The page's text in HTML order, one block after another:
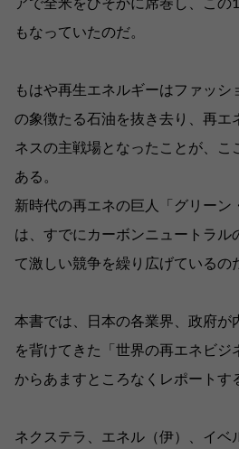
アで全米をひそかに席巻し、この
もなっていたのだ。
もはや再生エネルギーはファッシ
の象徴たる石油を抜き去り、再エ
ネスの主戦場となったことが、こ
ある。
新時代の再エネの巨人「グリーン
は、すでにカーボンニュートラル
て激しい競争を繰り広げているの
本書では、日本の各業界、政府が
を背けてきた「世界の再エネビジ
からあますところなくレポートす
ネクステラ、エネル（伊）、イベ